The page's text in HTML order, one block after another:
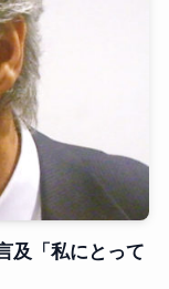
及「私にとって